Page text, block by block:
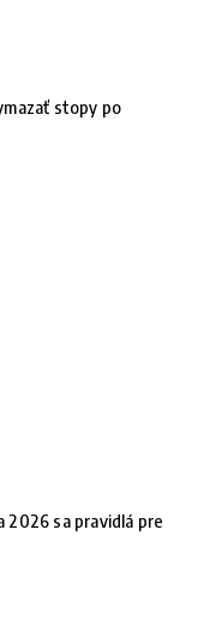
stopy po
2026 sa pravidlá pre